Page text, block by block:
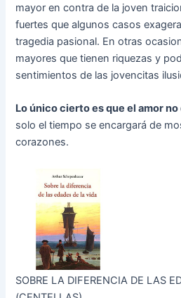
mayor en contra de la joven
fuertes que algunos casos
tragedia pasional. En otras
mayores que tienen riquezas y
sentimientos de las jovencitas
Lo único cierto es que el amor
solo el tiempo se encargará de
corazones.
SOBRE LA DIFERENCIA DE LAS